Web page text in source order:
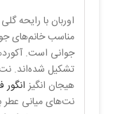
اوربان با رایحه
مناسب خانم‌های
جوانی است.
تشکیل شده‌اند.
هیجان انگیزانگور
نت‌های میانی